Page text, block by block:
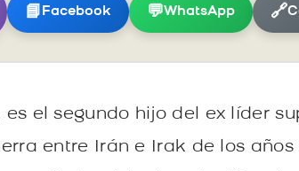
📘 Facebook 💬WhatsApp 🔗
el segundo hijo del ex líder
entre Irán e Irak de los